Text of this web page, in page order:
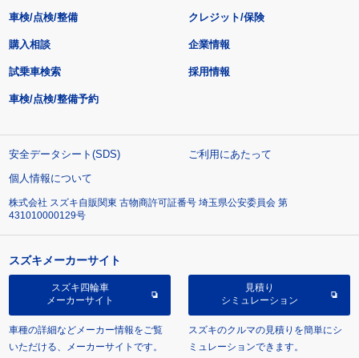
車検/点検/整備 クレジット/保険
購入相談
試乗車検索
車検/点検/整備予約
企業情報
採用情報
安全データシート(SDS)
ご利用にあたって
個人情報について
株式会社 スズキ自販関東 古物商許可証番号 埼玉県公安委員会 第
431010000129号
スズキメーカーサイト
スズキ四輪車
メーカーサイト
車種の詳細などメーカー情報をご覧
いただける、メーカーサイトです。
見積り
シミュレーション
スズキのクルマの見積りを簡単にシ
ミュレーションできます。